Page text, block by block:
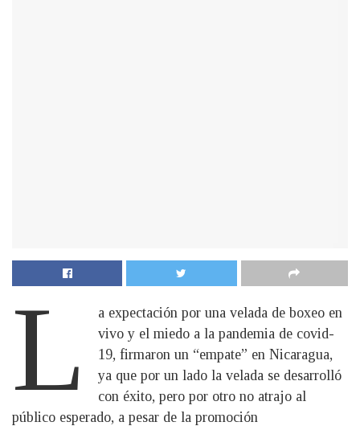
L
a expectación por una velada de boxeo en
vivo y el miedo a la pandemia de covid-
19, firmaron un “empate” en Nicaragua,
ya que por un lado la velada se desarrolló
con éxito, pero por otro no atrajo al
público esperado, a pesar de la promoción